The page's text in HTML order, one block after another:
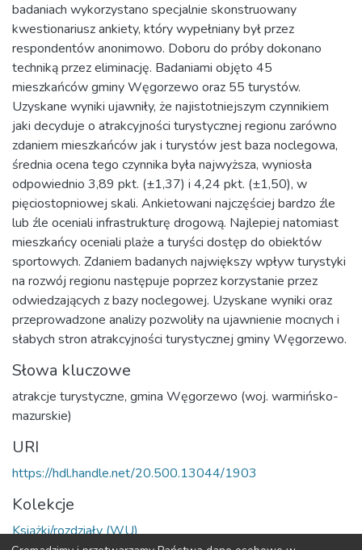
badaniach wykorzystano specjalnie skonstruowany
kwestionariusz ankiety, który wypełniany był przez
respondentów anonimowo. Doboru do próby dokonano
techniką przez eliminację. Badaniami objęto 45
mieszkańców gminy Węgorzewo oraz 55 turystów.
Uzyskane wyniki ujawniły, że najistotniejszym czynnikiem
jaki decyduje o atrakcyjności turystycznej regionu zarówno
zdaniem mieszkańców jak i turystów jest baza noclegowa,
średnia ocena tego czynnika była najwyższa, wyniosła
odpowiednio 3,89 pkt. (±1,37) i 4,24 pkt. (±1,50), w
pięciostopniowej skali. Ankietowani najczęściej bardzo źle
lub źle oceniali infrastrukturę drogową. Najlepiej natomiast
mieszkańcy oceniali plaże a turyści dostęp do obiektów
sportowych. Zdaniem badanych największy wpływ turystyki
na rozwój regionu następuje poprzez korzystanie przez
odwiedzających z bazy noclegowej. Uzyskane wyniki oraz
przeprowadzone analizy pozwoliły na ujawnienie mocnych i
słabych stron atrakcyjności turystycznej gminy Węgorzewo.
Słowa kluczowe
atrakcje turystyczne, gmina Węgorzewo (woj. warmińsko-
mazurskie)
URI
https://hdl.handle.net/20.500.13044/1903
Kolekcje
Książki/rozdziały (WU)